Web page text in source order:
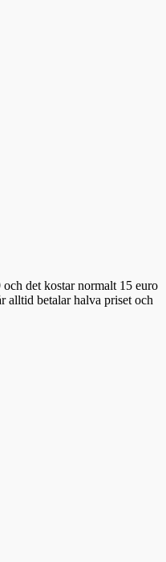
det kostar normalt 15 euro
alltid betalar halva priset och